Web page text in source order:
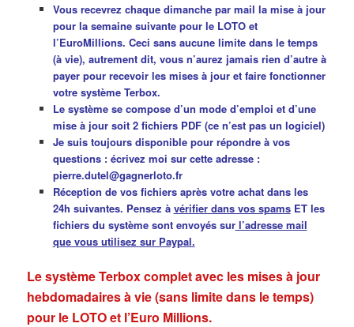
Vous recevrez chaque dimanche par mail la mise à jour
pour la semaine suivante pour le LOTO et
l’EuroMillions. Ceci sans aucune limite dans le temps
(à vie), autrement dit, vous n’aurez jamais rien d’autre à
payer pour recevoir les mises à jour et faire fonctionner
votre système Terbox.
Le système se compose d’un mode d’emploi et d’une
mise à jour soit 2 fichiers PDF (ce n’est pas un logiciel)
Je suis toujours disponible pour répondre à vos
questions : écrivez moi sur cette adresse :
pierre.dutel@gagnerloto.fr
Réception de vos fichiers après votre achat dans les
24h suivantes. Pensez à vérifier dans vos spamsET les
fichiers du système sont envoyés surl’adresse mail
que vous utilisez sur Paypal.
Le système Terbox complet avec les mises à jour
hebdomadaires à vie (sans limite dans le temps)
pour le LOTO et l’Euro Millions.